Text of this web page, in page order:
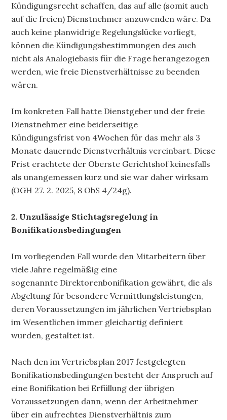
Kündigungsrecht schaffen, das auf alle (somit auch
auf die freien) Dienstnehmer anzuwenden wäre. Da
auch keine planwidrige Regelungslücke vorliegt,
können die Kündigungsbestimmungen des auch
nicht als Analogiebasis für die Frage herangezogen
werden, wie freie Dienstverhältnisse zu beenden
wären.
Im konkreten Fall hatte Dienstgeber und der freie
Dienstnehmer eine beiderseitige
Kündigungsfrist von 4Wochen für das mehr als 3
Monate dauernde Dienstverhältnis vereinbart. Diese
Frist erachtete der Oberste Gerichtshof keinesfalls
als unangemessen kurz und sie war daher wirksam
(OGH 27. 2. 2025, 8 ObS 4/24g).
2. Unzulässige Stichtagsregelung in
Bonifikationsbedingungen
Im vorliegenden Fall wurde den Mitarbeitern über
viele Jahre regelmäßig eine
sogenannte Direktorenbonifikation gewährt, die als
Abgeltung für besondere Vermittlungsleistungen,
deren Voraussetzungen im jährlichen Vertriebsplan
im Wesentlichen immer gleichartig definiert
wurden, gestaltet ist.
Nach den im Vertriebsplan 2017 festgelegten
Bonifikationsbedingungen besteht der Anspruch auf
eine Bonifikation bei Erfüllung der übrigen
Voraussetzungen dann, wenn der Arbeitnehmer
über ein aufrechtes Dienstverhältnis zum